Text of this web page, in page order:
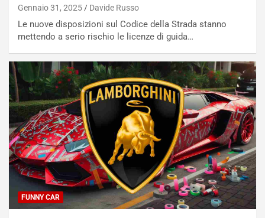
Gennaio 31, 2025 Davide Russo
Le nuove disposizioni sul Codice della Strada stanno
mettendo a serio rischio le licenze di guida…
FUNNY CAR